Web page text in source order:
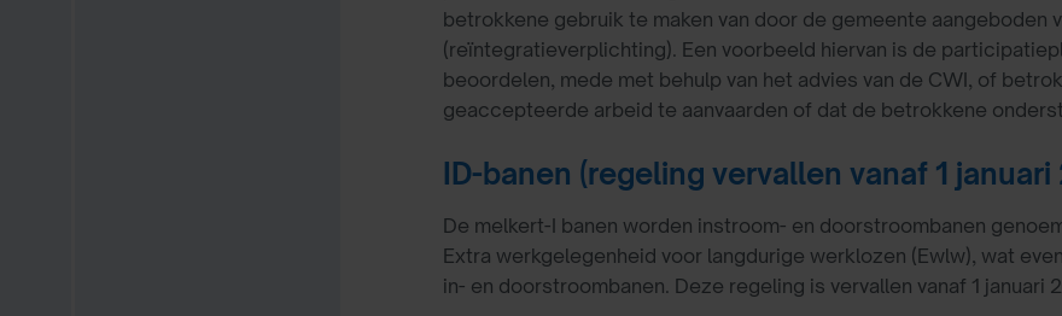
betrokkene gebruik te maken van door de gemeente
(reïntegratieverplichting). Een voorbeeld hiervan is de
beoordelen, mede met behulp van het advies van de CWI, of
geaccepteerde arbeid te aanvaarden of dat de betrokkene
ID-banen (regeling vervallen vanaf 1 januari
De melkert-I banen worden instroom- en doorstroombanen
Extra werkgelegenheid voor langdurige werklozen (Ewlw), wat
in- en doorstroombanen. Deze regeling is vervallen vanaf 1 januari